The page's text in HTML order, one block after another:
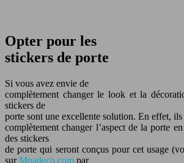
Opter pour les
stickers de porte
Si vous avez envie de
complètement changer le look et la
stickers de
porte sont une excellente solution. En effet,
complètement changer l’aspect de la porte
des stickers
de porte qui seront conçus pour cet usage
surMpadeco.com par